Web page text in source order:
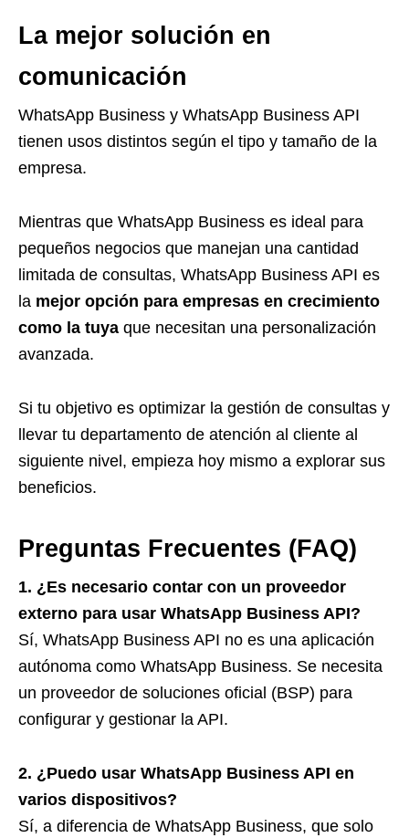
La mejor solución en
comunicación
WhatsApp Business y WhatsApp Business API
tienen usos distintos según el tipo y tamaño de la
empresa.
Mientras que WhatsApp Business es ideal para
pequeños negocios que manejan una cantidad
limitada de consultas, WhatsApp Business API es
la mejor opción para empresas en crecimiento
como la tuya que necesitan una personalización
avanzada.
Si tu objetivo es optimizar la gestión de consultas y
llevar tu departamento de atención al cliente al
siguiente nivel, empieza hoy mismo a explorar sus
beneficios.
Preguntas Frecuentes (FAQ)
1. ¿Es necesario contar con un proveedor
externo para usar WhatsApp Business API?
Sí, WhatsApp Business API no es una aplicación
autónoma como WhatsApp Business. Se necesita
un proveedor de soluciones oficial (BSP) para
configurar y gestionar la API.
2. ¿Puedo usar WhatsApp Business API en
varios dispositivos?
Sí, a diferencia de WhatsApp Business, que solo